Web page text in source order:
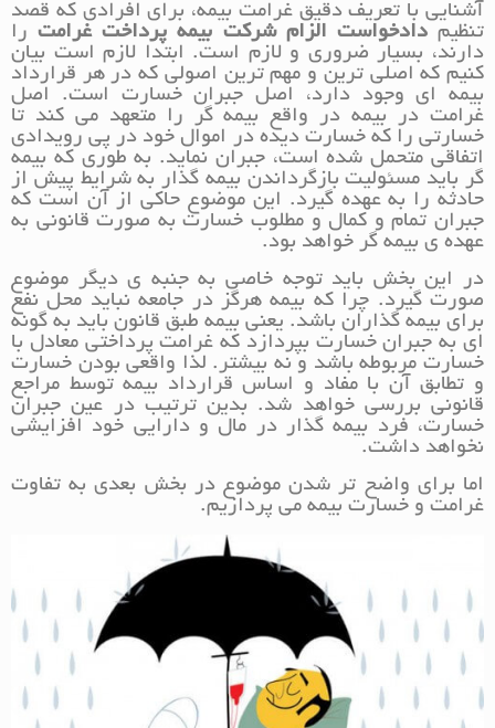
آشنایی با تعریف دقیق غرامت بیمه، برای افرادی که قصد
تنظیمدادخواست الزام شرکت بیمه پرداخت غرامترا
دارند، بسیار ضروری و لازم است. ابتدا لازم است بیان
کنیم که اصلی ترین و مهم ترین اصولی که در هر قرارداد
بیمه ای وجود دارد، اصل جبران خسارت است. اصل
غرامت در بیمه در واقع بیمه گر را متعهد می کند تا
خسارتی را که خسارت دیده در اموال خود در پی رویدادی
اتفاقی متحمل شده است، جبران نماید. به طوری که بیمه
گر باید مسئولیت بازگرداندن بیمه گذار به شرایط پیش از
حادثه را به عهده گیرد. این موضوع حاکی از آن است که
جبران تمام و کمال و مطلوب خسارت به صورت قانونی به
عهده ی بیمه گر خواهد بود.
در این بخش باید توجه خاصی به جنبه ی دیگر موضوع
صورت گیرد. چرا که بیمه هرگز در جامعه نباید محل نفع
برای بیمه گذاران باشد. یعنی بیمه طبق قانون باید به گونه
ای به جبران خسارت بپردازد که غرامت پرداختی معادل با
خسارت مربوطه باشد و نه بیشتر. لذا واقعی بودن خسارت
و تطابق آن با مفاد و اساس قرارداد بیمه توسط مراجع
قانونی بررسی خواهد شد. بدین ترتیب در عین جبران
خسارت، فرد بیمه گذار در مال و دارایی خود افزایشی
نخواهد داشت.
اما برای واضح تر شدن موضوع در بخش بعدی به تفاوت
غرامت و خسارت بیمه می پردازیم.